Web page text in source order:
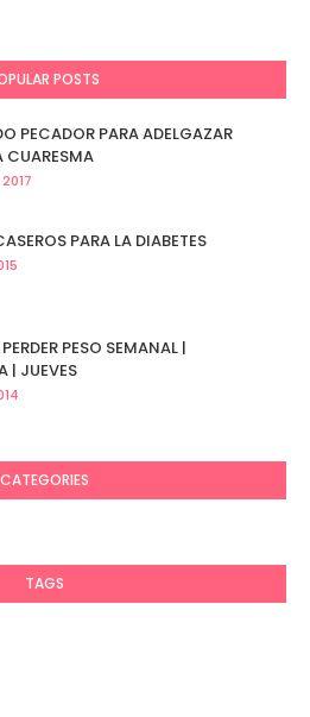
POSTS
PECADOR PARA ADELGAZAR
CUARESMA
PARA LA DIABETES
PESO SEMANAL |
| JUEVES
CATEGORIES
TAGS